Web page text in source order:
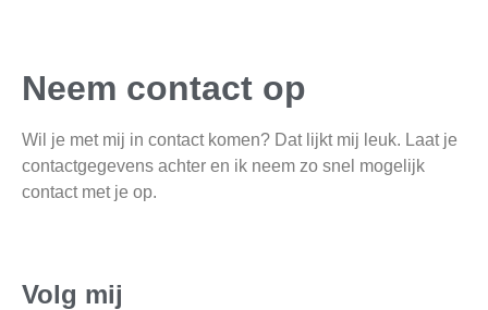
Neem contact op
Wil je met mij in contact komen? Dat lijkt mij leuk. Laat je
contactgegevens achter en ik neem zo snel mogelijk
contact met je op.
Volg mij